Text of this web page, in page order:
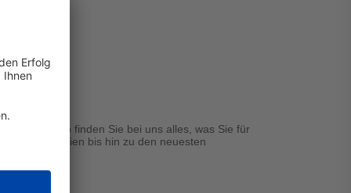
ist. Deshalb finden Sie bei uns alles, was Sie für
bis hin zu den neuesten